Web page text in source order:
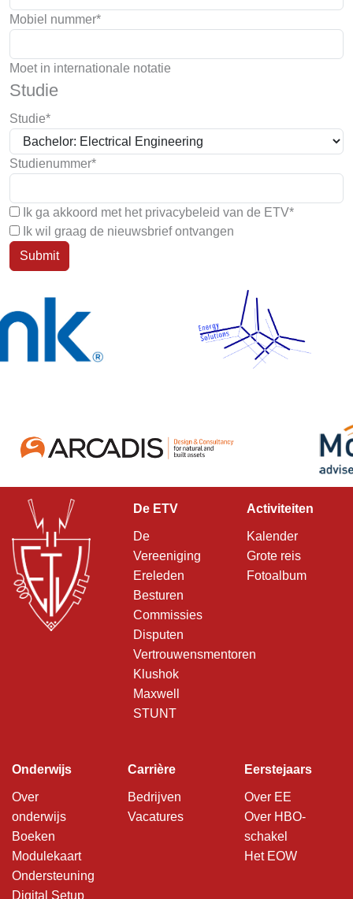
Mobiel nummer*
Moet in internationale notatie
Studie
Studie*
Studienummer*
Ik ga akkoord met het privacybeleid van de ETV*
Ik wil graag de nieuwsbrief ontvangen
Submit
De ETV
De
Vereeniging
Ereleden
Besturen
Commissies
Disputen
Vertrouwensmentoren
Klushok
Maxwell
STUNT
Activiteiten
Kalender
Grote reis
Fotoalbum
Onderwijs
Over
onderwijs
Boeken
Modulekaart
Ondersteuning
Digital Setup
Carrière
Bedrijven
Vacatures
Eerstejaars
Over EE
Over HBO-
schakel
Het EOW